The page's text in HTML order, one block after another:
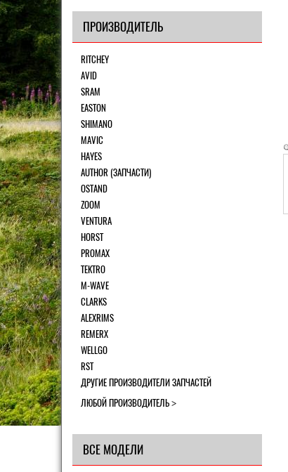
ПРОИЗВОДИТЕЛЬ
RITCHEY
AVID
SRAM
EASTON
SHIMANO
MAVIC
HAYES
AUTHOR (ЗАПЧАСТИ)
OSTAND
ZOOM
VENTURA
HORST
PROMAX
TEKTRO
M-WAVE
CLARKS
ALEXRIMS
REMERX
WELLGO
RST
ДРУГИЕ ПРОИЗВОДИТЕЛИ ЗАПЧАСТЕЙ
ЛЮБОЙ ПРОИЗВОДИТЕЛЬ
ВСЕ МОДЕЛИ